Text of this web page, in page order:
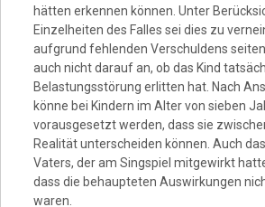
hätten erkennen können. Unter
Einzelheiten des Falles sei dies zu
aufgrund fehlenden Verschuldens
auch nicht darauf an, ob das Kind
Belastungsstörung erlitten hat. Nach
könne bei Kindern im Alter von sieben
vorausgesetzt werden, dass sie
Realität unterscheiden können. Auch
Vaters, der am Singspiel mitgewirkt
dass die behaupteten Auswirkungen
waren.